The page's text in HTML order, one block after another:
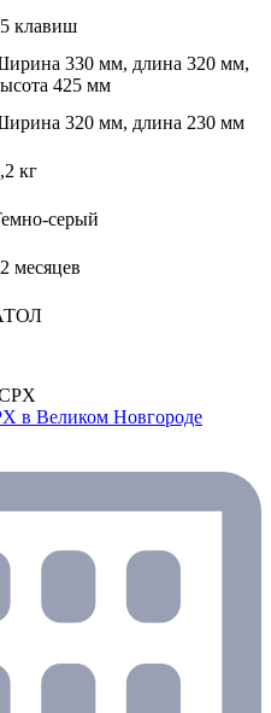
клавиш
330 мм, длина 320 мм,
425 мм
320 мм, длина 230 мм
кг
серый
месяцев
в Великом Новгороде